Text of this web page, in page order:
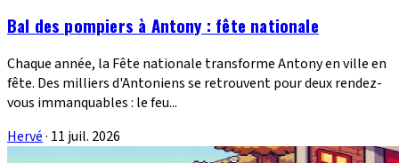
Bal des pompiers à Antony : fête nationale
Chaque année, la Fête nationale transforme Antony en ville en
fête. Des milliers d'Antoniens se retrouvent pour deux rendez-
vous immanquables : le feu...
Hervé· 11 juil. 2026